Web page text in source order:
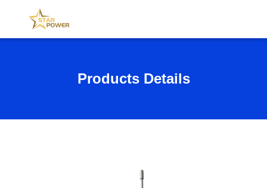
Products Details